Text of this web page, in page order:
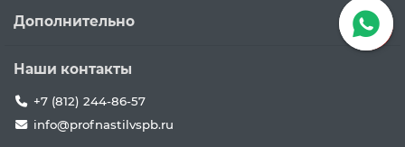
Дополнительно
Наши контакты
+7 (812) 244-86-57
info@profnastilvspb.ru